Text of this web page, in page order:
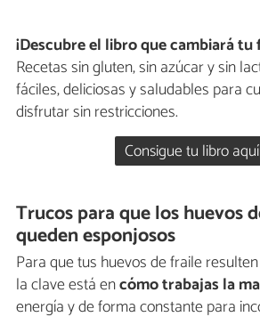
¡Descubre el libro que cambiará
Recetas sin gluten, sin azúcar y sin
fáciles, deliciosas y saludables para
disfrutar sin restricciones.
Consigue tu libro
Trucos para que los huevos
queden esponjosos
Para que tus huevos de fraile
la clave está encómo trabajas la
energía y de forma constante para